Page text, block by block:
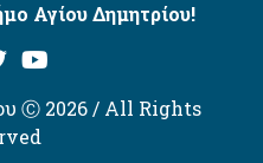
Αγίου Δημητρίου!
Ⓒ 2026 / All Rights